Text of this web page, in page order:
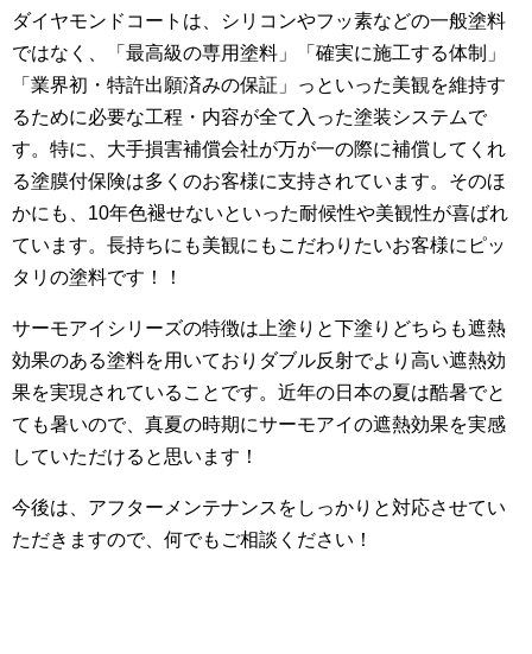
ダイヤモンドコートは、シリコンやフッ素などの一般塗料
ではなく、「最高級の専用塗料」「確実に施工する体制」
「業界初・特許出願済みの保証」っといった美観を維持す
るために必要な工程・内容が全て入った塗装システムで
す。特に、大手損害補償会社が万が一の際に補償してくれ
る塗膜付保険は多くのお客様に支持されています。そのほ
かにも、10年色褪せないといった耐候性や美観性が喜ばれ
ています。長持ちにも美観にもこだわりたいお客様にピッ
タリの塗料です！！
サーモアイシリーズの特徴は上塗りと下塗りどちらも遮熱
効果のある塗料を用いておりダブル反射でより高い遮熱効
果を実現されていることです。近年の日本の夏は酷暑でと
ても暑いので、真夏の時期にサーモアイの遮熱効果を実感
していただけると思います！
今後は、アフターメンテナンスをしっかりと対応させてい
ただきますので、何でもご相談ください！